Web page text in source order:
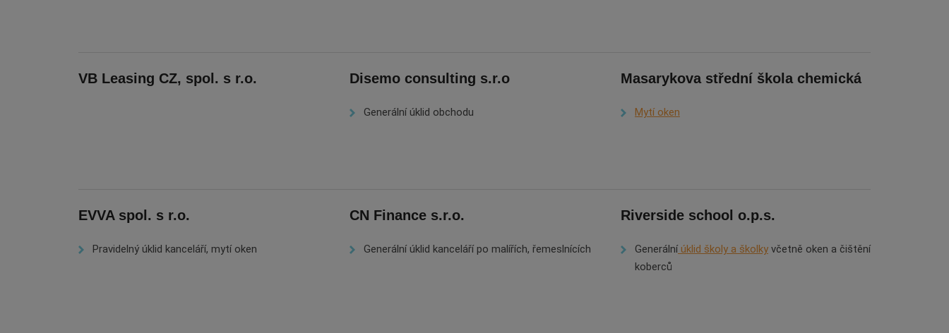
VB Leasing CZ, spol. s r.o. Disemo consulting s.r.o
Generální úklid obchodu
Masarykova střední škola chemická
Mytí oken
EVVA spol. s r.o.
Pravidelný úklid kanceláří, mytí oken
CN Finance s.r.o.
Generální úklid kanceláří po malířích, řemeslnících
Riverside school o.p.s.
Generálníúklid školy a školkyvčetně oken a čištění
koberců